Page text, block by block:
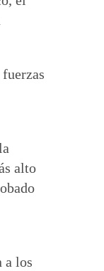
alto
a los